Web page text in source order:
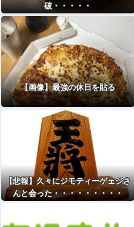
破・・・・・
【画像】最強の休日を貼る
【悲報】久々にジモティーゲェジさ
んと会った・・・・・・・・・